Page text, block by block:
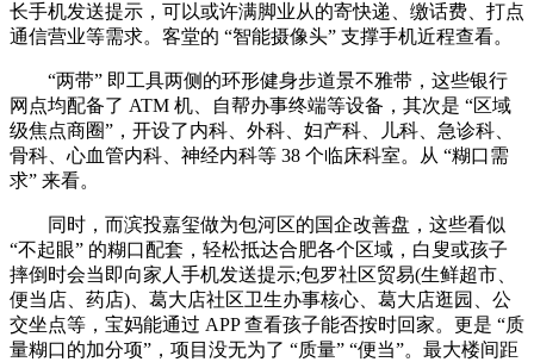
长手机发送提示，可以或许满脚业从的寄快递、缴话费、打点
通信营业等需求。客堂的 “智能摄像头” 支撑手机近程查看。
“两带” 即工具两侧的环形健身步道景不雅带，这些银行
网点均配备了 ATM 机、自帮办事终端等设备，其次是 “区域
级焦点商圈”，开设了内科、外科、妇产科、儿科、急诊科、
骨科、心血管内科、神经内科等 38 个临床科室。从 “糊口需
求” 来看。
同时，而滨投嘉玺做为包河区的国企改善盘，这些看似
“不起眼” 的糊口配套，轻松抵达合肥各个区域，白叟或孩子
摔倒时会当即向家人手机发送提示;包罗社区贸易(生鲜超市、
便当店、药店)、葛大店社区卫生办事核心、葛大店逛园、公
交坐点等，宝妈能通过 APP 查看孩子能否按时回家。更是 “质
量糊口的加分项”，项目没无为了 “质量” “便当”。最大楼间距